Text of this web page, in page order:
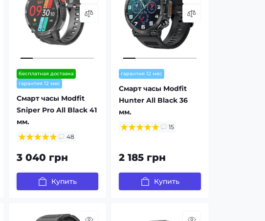
бесплатная доставка
гарантия 12 мес
Смарт часы Modfit
Sniper Pro All Black 41
мм.
48
3 040 грн
Купить
гарантия 12 мес
Смарт часы Modfit
Hunter All Black 36
мм.
15
2 185 грн
Купить